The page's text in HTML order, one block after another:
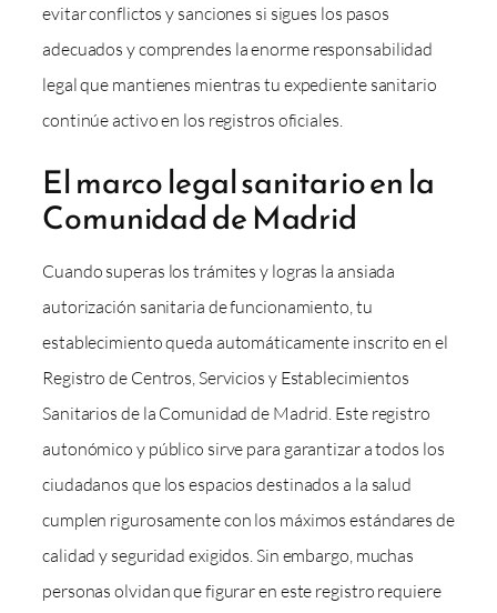
evitar conflictos y sanciones si sigues los pasos
adecuados y comprendes la enorme responsabilidad
legal que mantienes mientras tu expediente sanitario
continúe activo en los registros oficiales.
El marco legal sanitario en la
Comunidad de Madrid
Cuando superas los trámites y logras la ansiada
autorización sanitaria de funcionamiento, tu
establecimiento queda automáticamente inscrito en el
Registro de Centros, Servicios y Establecimientos
Sanitarios de la Comunidad de Madrid. Este registro
autonómico y público sirve para garantizar a todos los
ciudadanos que los espacios destinados a la salud
cumplen rigurosamente con los máximos estándares de
calidad y seguridad exigidos. Sin embargo, muchas
personas olvidan que figurar en este registro requiere